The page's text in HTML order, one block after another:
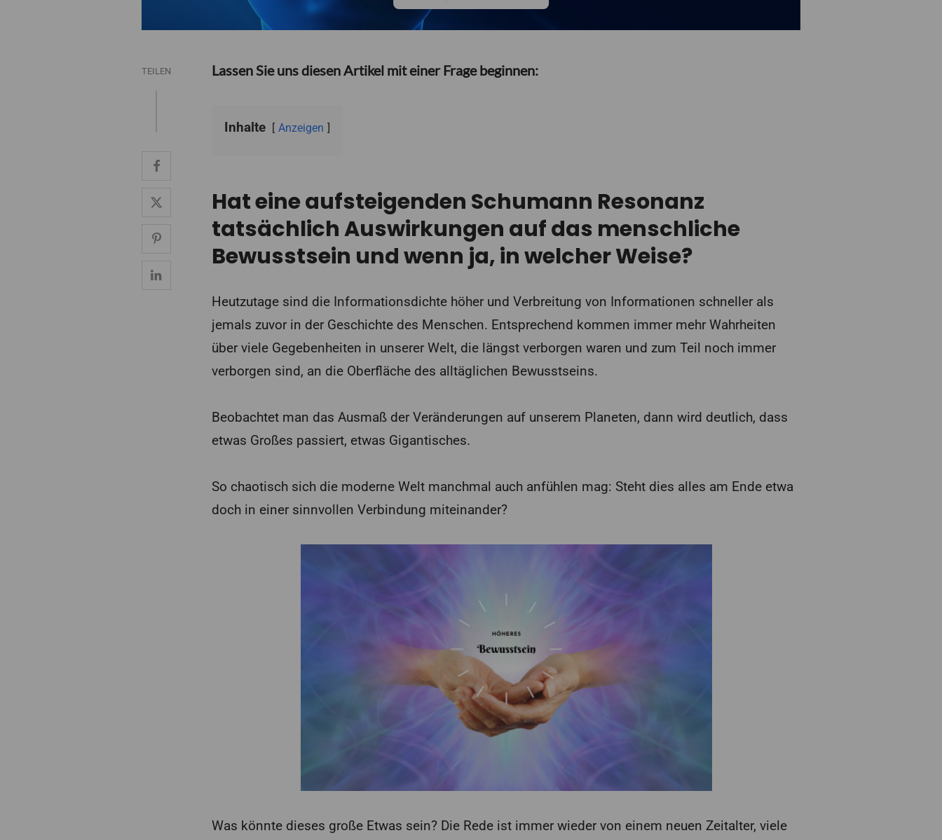
TEILEN Lassen Sie uns diesen Artikel mit einer Frage beginnen:
Inhalte Anzeigen
Hat eine aufsteigenden Schumann Resonanz
tatsächlich Auswirkungen auf das menschliche
Bewusstsein und wenn ja, in welcher Weise?
Heutzutage sind die Informationsdichte höher und Verbreitung von Informationen schneller als
jemals zuvor in der Geschichte des Menschen. Entsprechend kommen immer mehr Wahrheiten
über viele Gegebenheiten in unserer Welt, die längst verborgen waren und zum Teil noch immer
verborgen sind, an die Oberfläche des alltäglichen Bewusstseins.
Beobachtet man das Ausmaß der Veränderungen auf unserem Planeten, dann wird deutlich, dass
etwas Großes passiert, etwas Gigantisches.
So chaotisch sich die moderne Welt manchmal auch anfühlen mag: Steht dies alles am Ende etwa
doch in einer sinnvollen Verbindung miteinander?
Was könnte dieses große Etwas sein? Die Rede ist immer wieder von einem neuen Zeitalter, viele